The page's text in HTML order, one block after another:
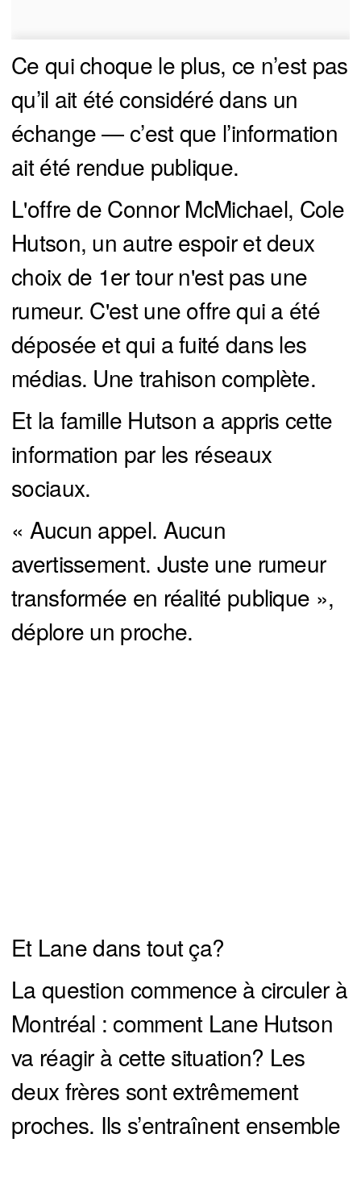
Ce qui choque le plus, ce n’est pas
qu’il ait été considéré dans un
échange — c’est que l’information
ait été rendue publique.
L'offre de Connor McMichael, Cole
Hutson, un autre espoir et deux
choix de 1er tour n'est pas une
rumeur. C'est une offre qui a été
déposée et qui a fuité dans les
médias. Une trahison complète.
Et la famille Hutson a appris cette
information par les réseaux
sociaux.
« Aucun appel. Aucun
avertissement. Juste une rumeur
transformée en réalité publique »,
déplore un proche.
Et Lane dans tout ça?
La question commence à circuler à
Montréal : comment Lane Hutson
va réagir à cette situation? Les
deux frères sont extrêmement
proches. Ils s’entraînent ensemble